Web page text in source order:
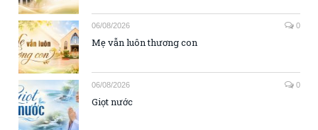
06/08/2026 0
Mẹ vẫn luôn thương con
06/08/2026 0
Giọt nước